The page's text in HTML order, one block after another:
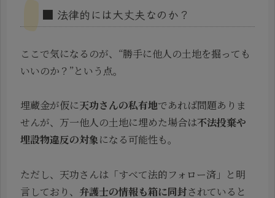
■ 法律的には大丈夫なのか？
ここで気になるのが、“勝手に他人の土地を掘っても
いいのか？”という点。
埋蔵金が仮に天功さんの私有地であれば問題ありま
せんが、万一他人の土地に埋めた場合は不法投棄や
埋設物違反の対象になる可能性も。
ただし、天功さんは「すべて法的フォロー済」と明
言しており、 弁護士の情報も箱に同封されていると